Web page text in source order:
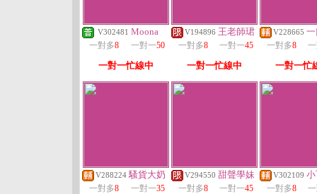
V302481 Moona
一對多8 一對一50
一對一忙線中
V194896 王老師珺
一對多8 一對一45
一對一忙線中
V228665
一對多8
一對一忙
V288224 騷貨大奶
一對多8 一對一35
V294550 甜聲學妹
一對多8 一對一45
V302109
一對多8